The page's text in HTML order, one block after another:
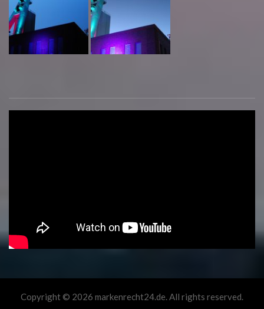
Copyright © 2026 markenrecht24.de. All rights reserved.